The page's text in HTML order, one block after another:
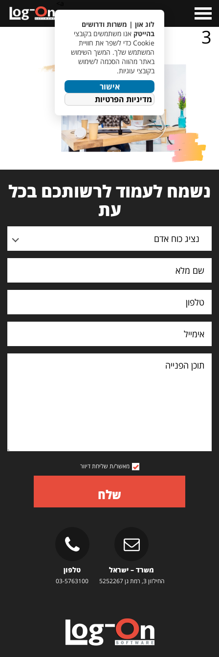
Menu
3
נשמח לעמוד לרשותכם בכל
עת
נציג כוח אדם
תוכן
הפנייה
מאשר/ת שליחת דיוור
שלח
משרד – ישראל
החילזון 3, רמת גן 5252267
טלפון
03-5763100
לוג און | משרות ודרושים
בהייטק אנו משתמשים בקובצי
Cookie כדי לשפר את חוויית
המשתמש שלך. המשך השימוש
באתר מהווה הסכמה לשימוש
בקובצי עוגיות.
אישור
מדיניות הפרטיות